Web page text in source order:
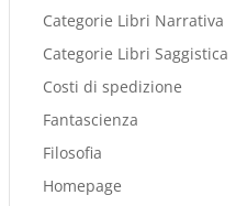
Categorie Libri Narrativa
Categorie Libri Saggistica
Costi di spedizione
Fantascienza
Filosofia
Homepage